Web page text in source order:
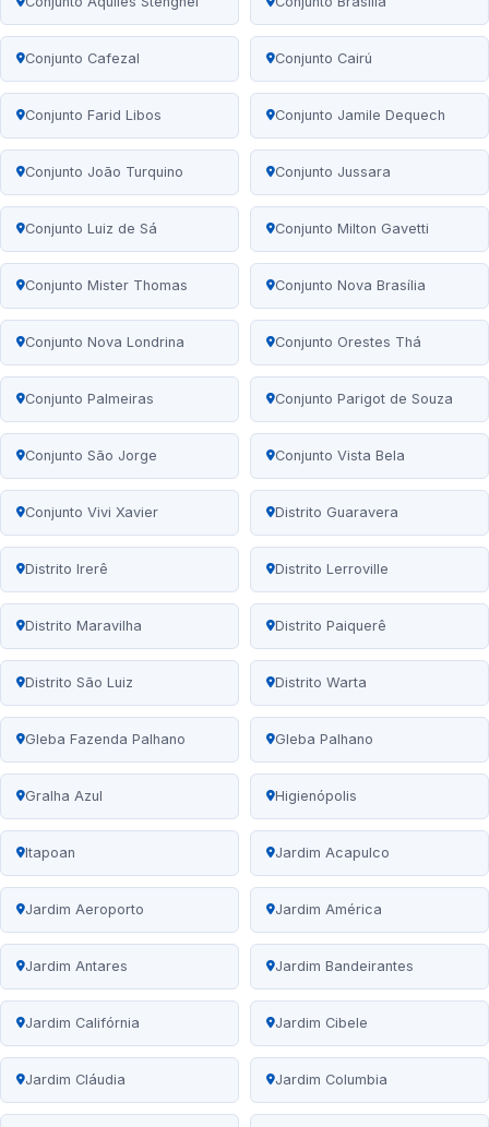
Conjunto Cafezal Conjunto Cairú
Conjunto Farid Libos Conjunto Jamile Dequech
Conjunto João Turquino Conjunto Jussara
Conjunto Luiz de Sá Conjunto Milton Gavetti
Conjunto Mister Thomas Conjunto Nova Brasília
Conjunto Nova Londrina Conjunto Orestes Thá
Conjunto Palmeiras Conjunto Parigot de Souza
Conjunto São Jorge Conjunto Vista Bela
Conjunto Vivi Xavier Distrito Guaravera
Distrito Irerê Distrito Lerroville
Distrito Maravilha Distrito Paiquerê
Distrito São Luiz Distrito Warta
Gleba Fazenda Palhano Gleba Palhano
Gralha Azul Higienópolis
Itapoan Jardim Acapulco
Jardim Aeroporto Jardim América
Jardim Antares Jardim Bandeirantes
Jardim Califórnia Jardim Cibele
Jardim Cláudia Jardim Columbia